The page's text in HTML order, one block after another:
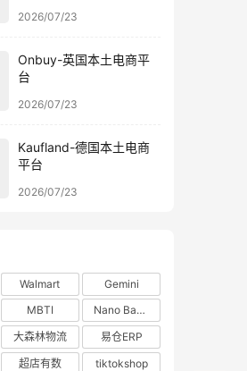
2026/07/23
Onbuy-英国本土电商平
台
2026/07/23
Kaufland-德国本土电商
平台
2026/07/23
Walmart
Gemini
MBTI
Nano Banana
大森林物流
易仓ERP
超店有数 tiktokshop